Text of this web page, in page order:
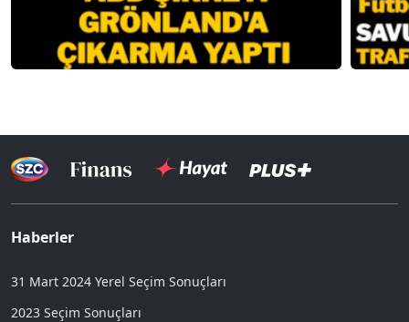
Haberler
31 Mart 2024 Yerel Seçim Sonuçları
2023 Seçim Sonuçları